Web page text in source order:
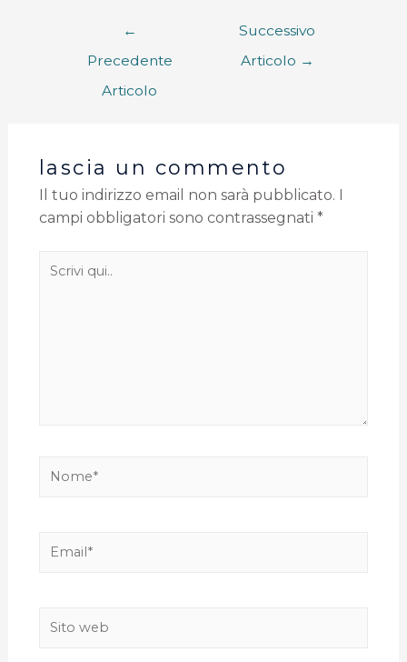
←
Precedente
Articolo
Successivo
Articolo →
lascia un commento
Il tuo indirizzo email non sarà pubblicato.
campi obbligatori sono contrassegnati *